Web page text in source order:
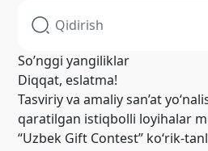
So’nggi yangiliklar
Diqqat, eslatma!
Tasviriy va amaliy san’at
qaratilgan istiqbolli loyihalar
“Uzbek Gift Contest” ko‘rik-